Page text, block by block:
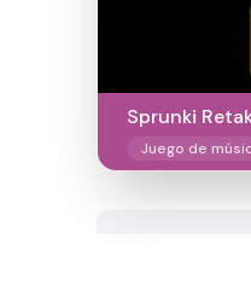
Sprunki
Juego de